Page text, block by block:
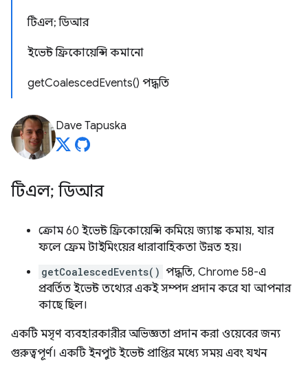
টিএল; ডিআর
ইভেন্ট ফ্রিকোয়েন্সি কমানো
getCoalescedEvents() পদ্ধতি
Dave Tapuska
টিএল; ডিআর
ক্রোম 60 ইভেন্ট ফ্রিকোয়েন্সি কমিয়ে জ্যাঙ্ক কমায়, যার
ফলে ফ্রেম টাইমিংয়ের ধারাবাহিকতা উন্নত হয়।
getCoalescedEvents() পদ্ধতি, Chrome 58-এ
প্রবর্তিত ইভেন্ট তথ্যের একই সম্পদ প্রদান করে যা আপনার
কাছে ছিল।
একটি মসৃণ ব্যবহারকারীর অভিজ্ঞতা প্রদান করা ওয়েবের জন্য
গুরুত্বপূর্ণ। একটি ইনপুট ইভেন্ট প্রাপ্তির মধ্যে সময় এবং যখন